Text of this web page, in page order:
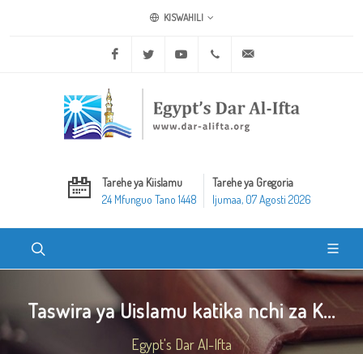
KISWAHILI
Facebook Twitter Youtube +20 2 25970400
Tarehe ya Kiislamu
24 Mfunguo Tano 1448
Tarehe ya Gregoria
Ijumaa, 07 Agosti 2026
Taswira ya Uislamu katika nchi za K...
Egypt's Dar Al-Ifta